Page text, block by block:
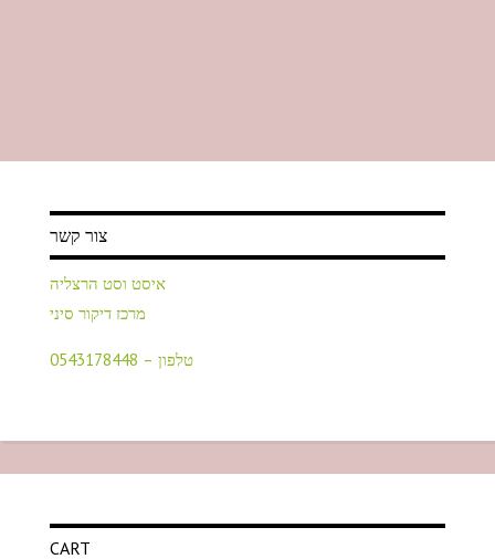
צור קשר
איסט וסט הרצליה
מרכז דיקור סיני
טלפון – 0543178448
CART